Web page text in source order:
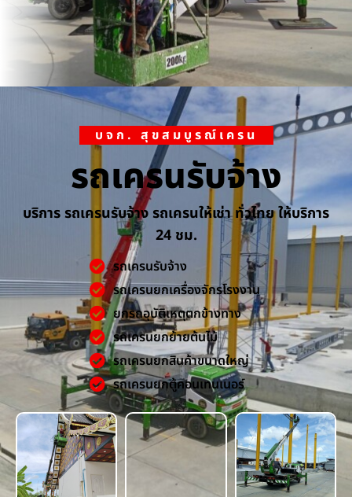
บจก. สุขสมบูรณ์เครน
รถเครนรับจ้าง
บริการ รถเครนรับจ้าง รถเครนให้เช่า ทั่วไทย ให้บริการ
24 ชม.
รถเครนรับจ้าง
รถเครนยกเครื่องจักรโรงงาน
ยกรถอุบัติเหตุตกข้างทาง
รถเครนยกย้ายต้นไม้
รถเครนยกสินค้าขนาดใหญ่
รถเครนยกตู้คอนเทนเนอร์